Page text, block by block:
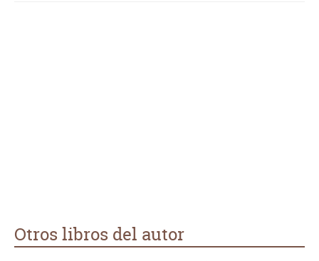
Otros libros del autor